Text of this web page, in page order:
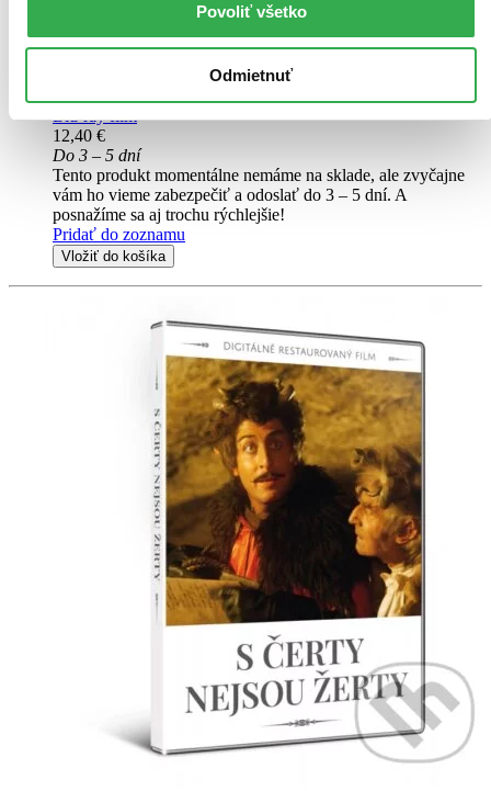
Povoliť všetko
Odmietnuť
České televize metodou Digitálně restaurovaného autorizátu DRA...
Blu-ray film
12,40 €
Do 3 – 5 dní
Tento produkt momentálne nemáme na sklade, ale zvyčajne
vám ho vieme zabezpečiť a odoslať do 3 – 5 dní. A
posnažíme sa aj trochu rýchlejšie!
Pridať do zoznamu
Vložiť do košíka